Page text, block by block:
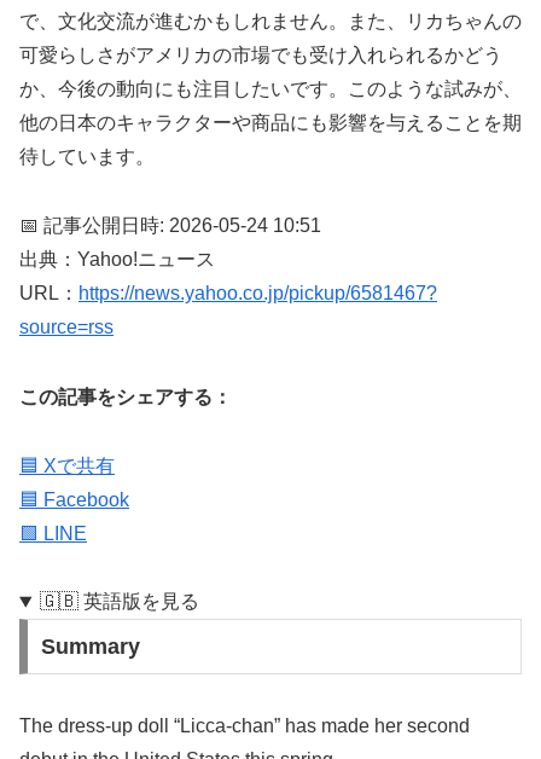
で、文化交流が進むかもしれません。また、リカちゃんの
可愛らしさがアメリカの市場でも受け入れられるかどう
か、今後の動向にも注目したいです。このような試みが、
他の日本のキャラクターや商品にも影響を与えることを期
待しています。
📅 記事公開日時: 2026-05-24 10:51
出典：Yahoo!ニュース
URL： https://news.yahoo.co.jp/pickup/6581467?
source=rss
この記事をシェアする：
🟦 Xで共有
🟦 Facebook
🟩 LINE
🇬🇧 英語版を見る
Summary
The dress-up doll “Licca-chan” has made her second